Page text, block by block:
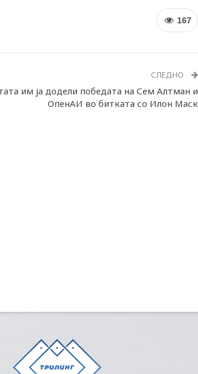
167
СЛЕДНО
им ја додели победата на Сем Алтман и
ОпенАИ во битката со Илон Маск